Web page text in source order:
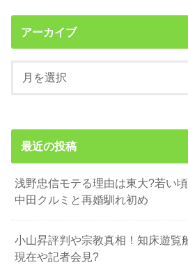
アーカイブ
最近の投稿
浅野忠信モテる理由は東大?若い
中田クルミと再婚馴れ初め
小山昇評判や宗教真相！知床遊覧
現在や記者会見?